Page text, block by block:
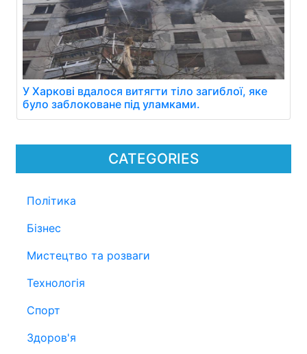
CATEGORIES
Політика
Бізнес
Мистецтво та розваги
Технологія
Спорт
Здоров'я
У Харкові вдалося витягти тіло загиблої, яке
було заблоковане під уламками.